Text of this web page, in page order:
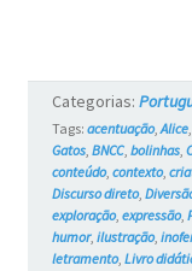
Categorias:
Tags: acentuação,Alice,
Gatos, BNCC, bolinhas,
conteúdo, contexto,
Discurso direto,
exploração, expressão,
humor, ilustração,
letramento, Livro